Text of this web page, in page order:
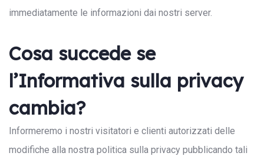
immediatamente le informazioni dai nostri server.
Cosa succede se
l’Informativa sulla privacy
cambia?
Informeremo i nostri visitatori e clienti autorizzati delle
modifiche alla nostra politica sulla privacy pubblicando tali